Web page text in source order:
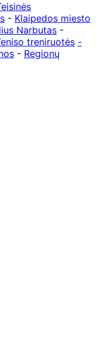
- Klaipedos miesto
Narbutas -
treniruotės -
- Regionų